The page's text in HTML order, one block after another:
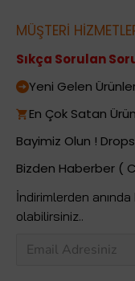
MÜŞTERİ
Sıkça Sorulan
Yeni Gelen
En Çok Satan
Bayimiz Olun !
Bizden Haberber (
İndirimlerden
olabilirsiniz..